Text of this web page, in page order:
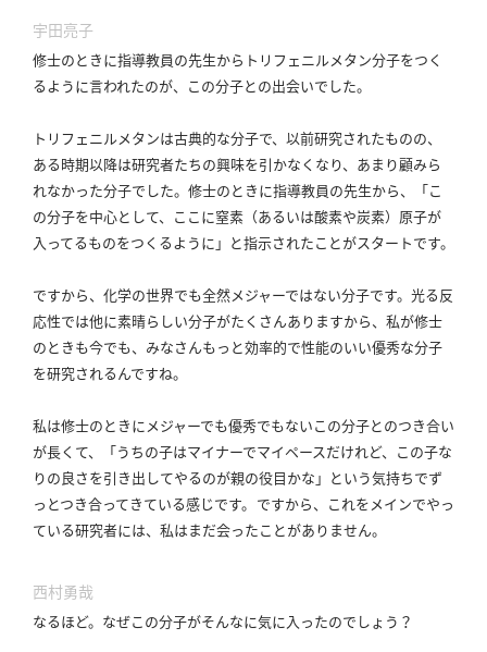
宇田亮子
修士のときに指導教員の先生からトリフェニルメタン分子をつく
るように言われたのが、この分子との出会いでした。
トリフェニルメタンは古典的な分子で、以前研究されたものの、
ある時期以降は研究者たちの興味を引かなくなり、あまり顧みら
れなかった分子でした。 修士のときに指導教員の先生から、「こ
の分子を中心として、ここに窒素（あるいは酸素や炭素）原子が
入ってるものをつくるように」と指示されたことがスタートです。
ですから、化学の世界でも全然メジャーではない分子です。 光る反
応性では他に素晴らしい分子がたくさんありますから、私が修士
のときも今でも、みなさんもっと効率的で性能のいい優秀な分子
を研究されるんですね。
私は修士のときにメジャーでも優秀でもないこの分子とのつき合い
が長くて、「うちの子はマイナーでマイペースだけれど、この子な
りの良さを引き出してやるのが親の役目かな」という気持ちでず
っとつき合ってきている感じです。 ですから、これをメインでやっ
ている研究者には、私はまだ会ったことがありません。
西村勇哉
なるほど。 なぜこの分子がそんなに気に入ったのでしょう？